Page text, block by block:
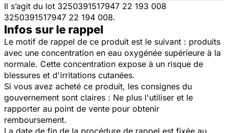
Il s’agit du lot 3250391517947 22 193 008
3250391517947 22 194 008.
Infos sur le rappel
Le motif de rappel de ce produit est le suivant : produits
avec une concentration en eau oxygénée supérieure à la
normale. Cette concentration expose à un risque de
blessures et d'irritations cutanées.
Si vous avez acheté ce produit, les consignes du
gouvernement sont claires : Ne plus l'utiliser et le
rapporter au point de vente pour obtenir
remboursement.
La date de fin de la procédure de rappel est fixée au